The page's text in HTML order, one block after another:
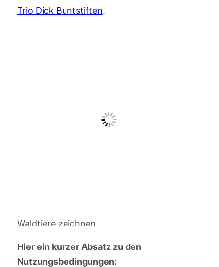
Trio Dick Buntstiften.
Waldtiere zeichnen
Hier ein kurzer Absatz zu den
Nutzungsbedingungen: